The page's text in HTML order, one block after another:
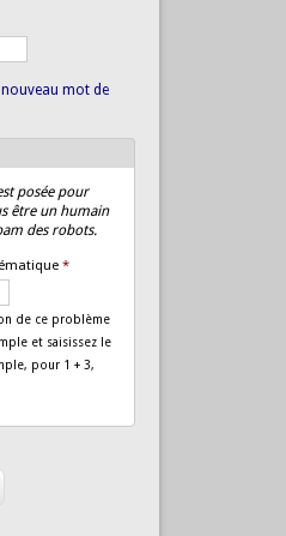
mot de
posée pour
être un humain
des robots.
*
de ce problème
et saisissez le
pour 1 + 3,